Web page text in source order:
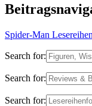
Spider-Man
Search for:
Search for:
Search for: